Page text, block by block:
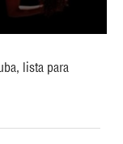
lista para